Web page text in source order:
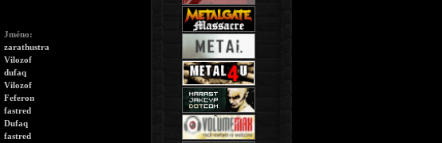
Jméno:
zarathustra
Vilozof
dufaq
Vilozof
Feferon
fastred
Dufaq
fastred